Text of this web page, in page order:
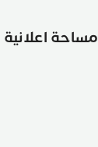
مساحة اعلانية